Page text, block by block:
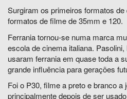
Surgiram os primeiros formatos
formatos de filme de 35mm e 120.
Ferrania tornou-se numa marca
escola de cinema italiana.
usaram ferrania em quase toda a
grande influência para gerações
Foi o P30, filme a preto e branco a
principalmente depois de ser